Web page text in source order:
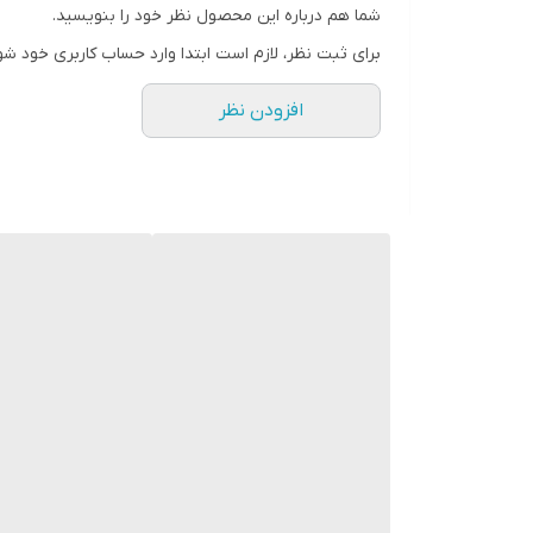
شما هم درباره این محصول نظر خود را بنویسید.
برای ثبت نظر، لازم است ابتدا وارد حساب کاربری خود
افزودن نظر